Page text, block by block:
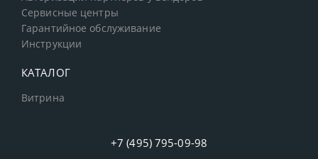
Сервисные центры
Гарантийное обслуживание
Инструкции
КАТАЛОГ
Витрина
+7 (495) 795-09-98